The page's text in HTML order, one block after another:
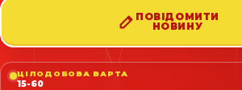
ПОВІДОМИТИ
НОВИНУ
ЦІЛОДОБОВА ВАРТА
15-60